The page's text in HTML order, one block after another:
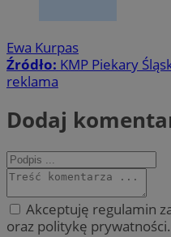
Ewa Kurpas
Źródło: KMP Piekary
reklama
Dodaj
Akceptuję regulamin
oraz politykę prywatności.